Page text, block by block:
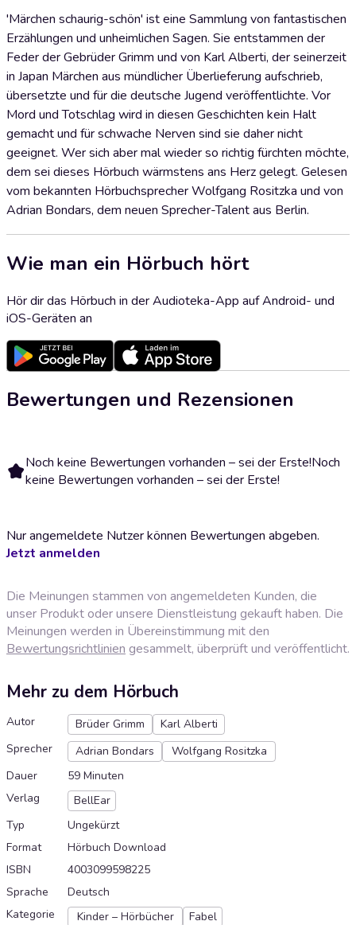
'Märchen schaurig-schön' ist eine Sammlung von fantastischen
Erzählungen und unheimlichen Sagen. Sie entstammen der
Feder der Gebrüder Grimm und von Karl Alberti, der seinerzeit
in Japan Märchen aus mündlicher Überlieferung aufschrieb,
übersetzte und für die deutsche Jugend veröffentlichte. Vor
Mord und Totschlag wird in diesen Geschichten kein Halt
gemacht und für schwache Nerven sind sie daher nicht
geeignet. Wer sich aber mal wieder so richtig fürchten möchte,
dem sei dieses Hörbuch wärmstens ans Herz gelegt. Gelesen
vom bekannten Hörbuchsprecher Wolfgang Rositzka und von
Adrian Bondars, dem neuen Sprecher-Talent aus Berlin.
Wie man ein Hörbuch hört
Hör dir das Hörbuch in der Audioteka-App auf Android- und
iOS-Geräten an
Bewertungen und Rezensionen
Noch keine Bewertungen vorhanden – sei der Erste!Noch
keine Bewertungen vorhanden – sei der Erste!
Nur angemeldete Nutzer können Bewertungen abgeben.
Jetzt anmelden
Die Meinungen stammen von angemeldeten Kunden, die
unser Produkt oder unsere Dienstleistung gekauft haben. Die
Meinungen werden in Übereinstimmung mit den
Bewertungsrichtlinien gesammelt, überprüft und veröffentlicht.
Mehr zu dem Hörbuch
Autor Brüder Grimm
Karl Alberti
Sprecher
Adrian Bondars
Wolfgang Rositzka
Dauer
59 Minuten
Verlag
BellEar
Typ
Ungekürzt
Format
Hörbuch Download
ISBN
4003099598225
Sprache
Deutsch
Kategorie
Kinder – Hörbücher Fabel